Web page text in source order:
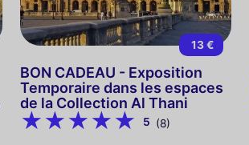
13 €
BON CADEAU - Exposition
Temporaire dans les espaces
de la Collection Al Thani
5 (8)